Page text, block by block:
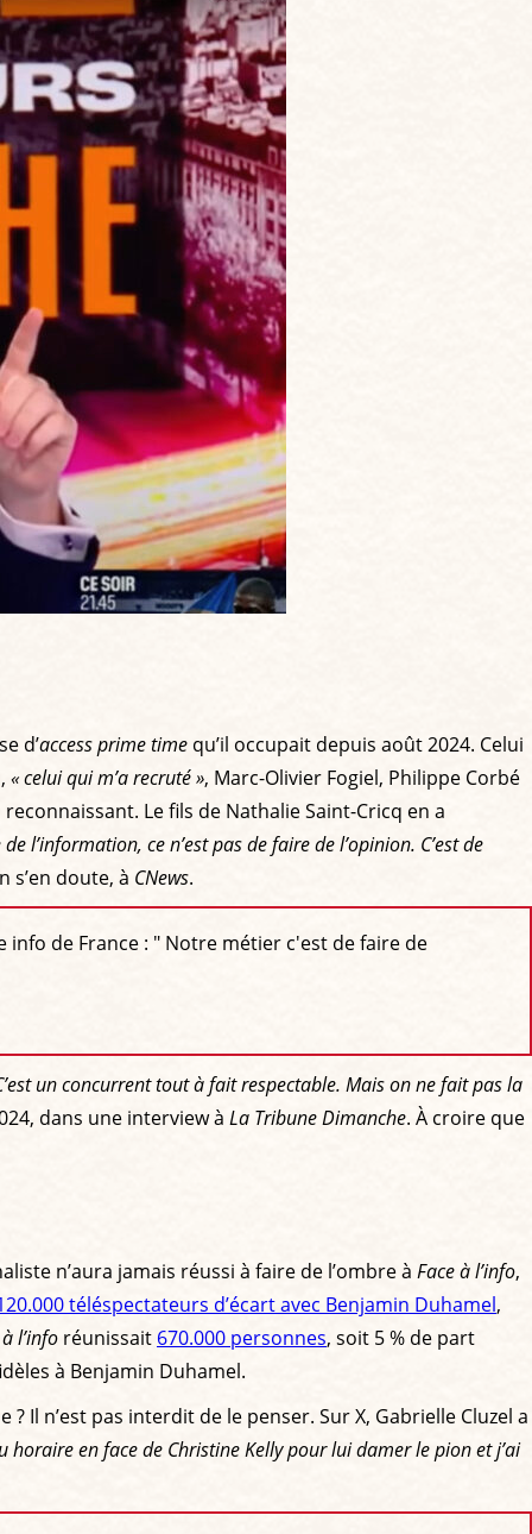
d’access prime time qu’il occupait depuis août 2024. Celui
« celui qui m’a recruté », Marc-Olivier Fogiel, Philippe Corbé
Le fils de Nathalie Saint-Cricq en a
l’information, ce n’est pas de faire de l’opinion. C’est de
s’en doute, à CNews.
info de France : " Notre métier c'est de faire de
un concurrent tout à fait respectable. Mais on ne fait pas la
dans une interview à La Tribune Dimanche. À croire que
n’aura jamais réussi à faire de l’ombre à Face à l’info,
téléspectateurs d’écart avec Benjamin Duhamel,
l’info réunissait 670.000 personnes, soit 5 % de part
à Benjamin Duhamel.
n’est pas interdit de le penser. Sur X, Gabrielle Cluzel a
horaire en face de Christine Kelly pour lui damer le pion et j’ai